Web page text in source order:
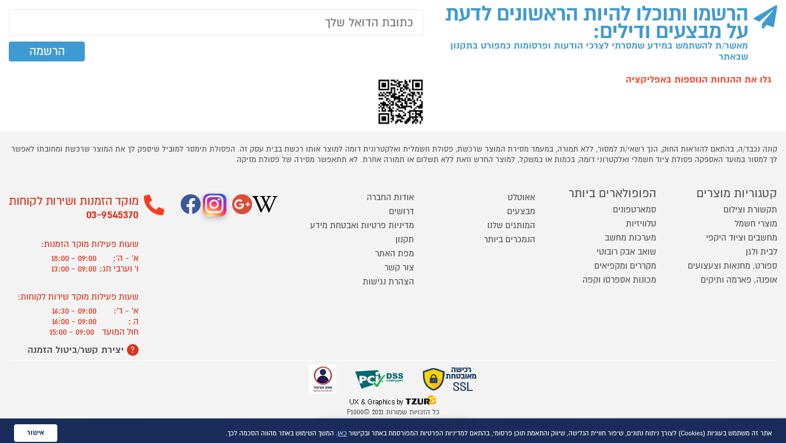
השוואת מוצרים
הרשמו ותוכלו להיות הראשונים לדעת
על מבצעים ודילים:
מאשר/ת להשתמש במידע שמסרתי לצרכי הודעות ופרסומות כמפורט בתקנון
שבאתר
גלו את ההנחות הנוספות באפליקציה
קונה נכבד/ה, בהתאם להוראות החוק, הנך רשאי/ת למסור, ללא תמורה, במעמד מסירת המוצר שרכשת, פסולת חשמלית ואלקטרונית דומה למוצר אותו רכשת בבית עסק זה. הפסולת תימסר למוביל שיספק לך את המוצר שרכשת ומחובתו לאפשר
לך למסור במועד האספקה פסולת ציוד חשמלי ואלקטרוני דומה, בכמות או במשקל, למוצר החדש וזאת ללא תשלום או תמורה אחרת. לא תתאפשר מסירה של פסולת מזיקה
קטגוריות מוצרים
תקשורת וצילום
מוצרי חשמל
מחשבים וציוד היקפי
לבית ולגן
ספורט, מחנאות וצעצועים
אופנה, פארמה ותיקים
הפופולארים ביותר
סמארטפונים
טלוויזיות
מערכות מחשב
שואב אבק רובוטי
מקררים ומקפיאים
מכונות אספרסו וקפה
אאוטלט
מבצעים
המותגים שלנו
הנמכרים ביותר
אודות החברה
דרושים
מדיניות פרטיות ואבטחת מידע
תקנון
מפת האתר
צור קשר
הצהרת נגישות
מוקד הזמנות ושירות לקוחות
03-9545370
שעות פעילות מוקד הזמנות:
א' - ה':
09:00 - 18:00
ו' וערבי חג: 09:00 - 13:00
שעות פעילות מוקד שירות לקוחות:
א' - ד':
09:00 - 16:30
ה :
09:00 - 16:00
חול המועד
09:00 - 15:00
?
יצירת קשר/ביטול הזמנה
כל הזכויות שמורות P1000© 2021
ט.ל.ח.
אתר זה משתמש בעוגיות (Cookies) לצורך ניתוח נתונים, שיפור חוויית הגלישה, שיווק והתאמת תוכן פרסומי, בהתאם למדיניות הפרטיות המפורסמת באתר ובקישור כאן . המשך השימוש באתר מהווה הסכמה לכך. אישור